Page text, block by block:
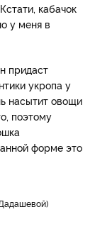
кабачок
у меня в
придаст
укропа у
насытит овощи
поэтому
форме это